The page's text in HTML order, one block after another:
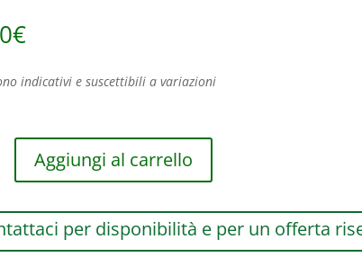
€
indicativi e suscettibili a variazioni
Aggiungi al carrello
per disponibilità e per un offerta